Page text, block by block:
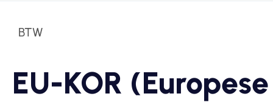
BTW
EU-KOR (Europese